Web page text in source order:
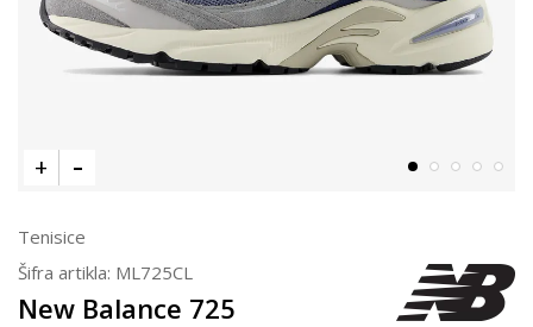
Tenisice
Šifra artikla: ML725CL
New Balance 725